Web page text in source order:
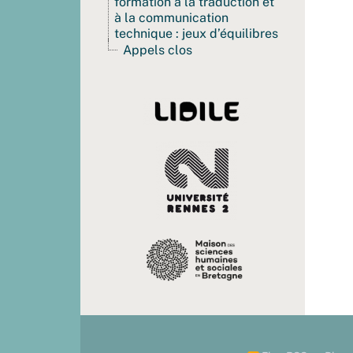
à la communication
technique : jeux d’équilibres
Appels clos